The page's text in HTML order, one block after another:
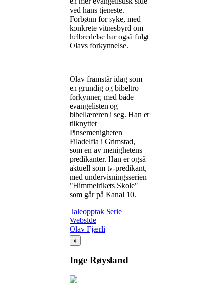
ved hans tjeneste.
Forbønn for syke, med
konkrete vitnesbyrd om
helbredelse har også fulgt
Olavs forkynnelse.
Olav framstår idag som
en grundig og bibeltro
forkynner, med både
evangelisten og
bibellæreren i seg. Han er
tilknyttet
Pinsemenigheten
Filadelfia i Grimstad,
som en av menighetens
predikanter. Han er også
aktuell som tv-predikant,
med undervisningsserien
"Himmelrikets Skole"
som går på Kanal 10.
Taleopptak Serie
Webside
Olav Fjærli
x
Inge Røysland